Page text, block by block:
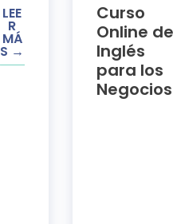
LEE
R
MÁ
S →
Curso
Online de
Inglés
para los
Negocios